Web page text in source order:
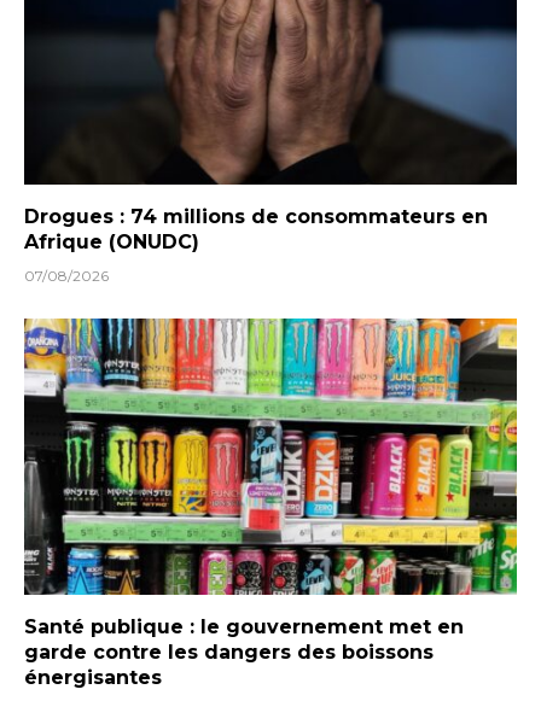
Drogues : 74 millions de consommateurs en
Afrique (ONUDC)
07/08/2026
Santé publique : le gouvernement met en
garde contre les dangers des boissons
énergisantes